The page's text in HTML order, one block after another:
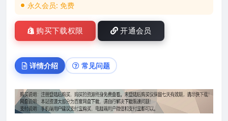
永久会员: 免费
购买下载权限 开通会员
详情介绍 常见问题